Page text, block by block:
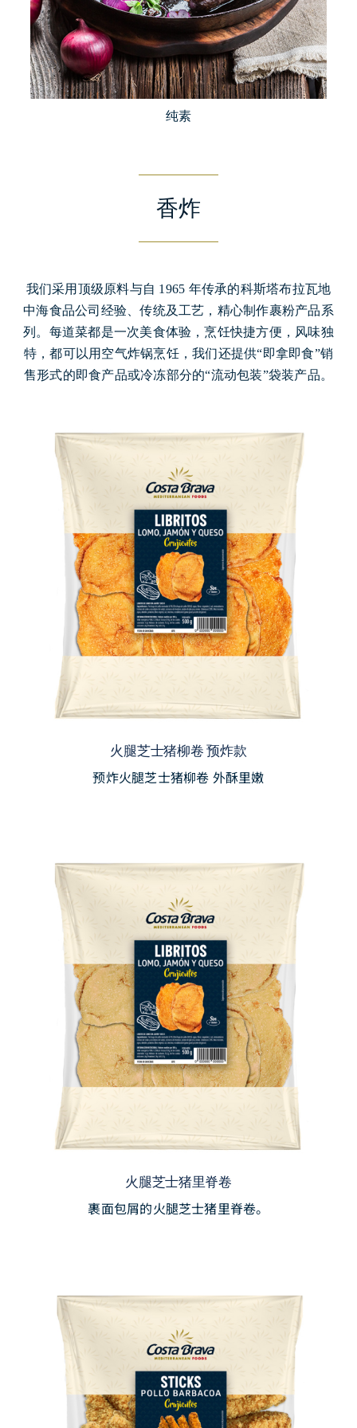
纯素
香炸
我们采用顶级原料与自 1965 年传承的科斯塔布拉瓦地
中海食品公司经验、传统及工艺，精心制作裹粉产品系
列。每道菜都是一次美食体验，烹饪快捷方便，风味独
特，都可以用空气炸锅烹饪，我们还提供“即拿即食”销
售形式的即食产品或冷冻部分的“流动包装”袋装产品。
火腿芝士猪柳卷 预炸款
预炸火腿芝士猪柳卷 外酥里嫩
火腿芝士猪里脊卷
裹面包屑的火腿芝士猪里脊卷。